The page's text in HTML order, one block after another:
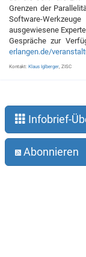
Grenzen der
Software-
ausgewiesene
Gespräche zur
erlangen.de/
Kontakt: Klaus Iglberger , ZISC
Infobrief-
Abonnieren